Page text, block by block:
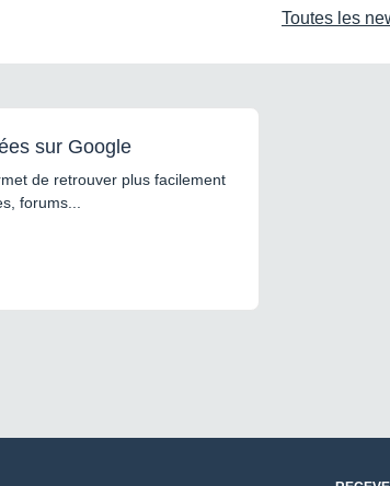
Toutes les
sur Google
de retrouver plus facilement
forums...